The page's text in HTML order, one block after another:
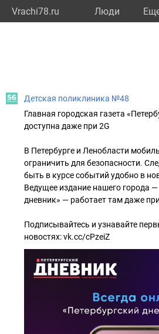
Vrachi78.ru Люди
Детская поликлиника №48
Главная городская газета
доступна даже при 2G
В Петербурге и Ленобласти
ограничить для безопасности.
быть в курсе событий удобно в
Ведущее издание нашего города —
дневник» — работает там даже
Подписывайтесь и узнавайте
новостях: vk.cc/cPzeiZ